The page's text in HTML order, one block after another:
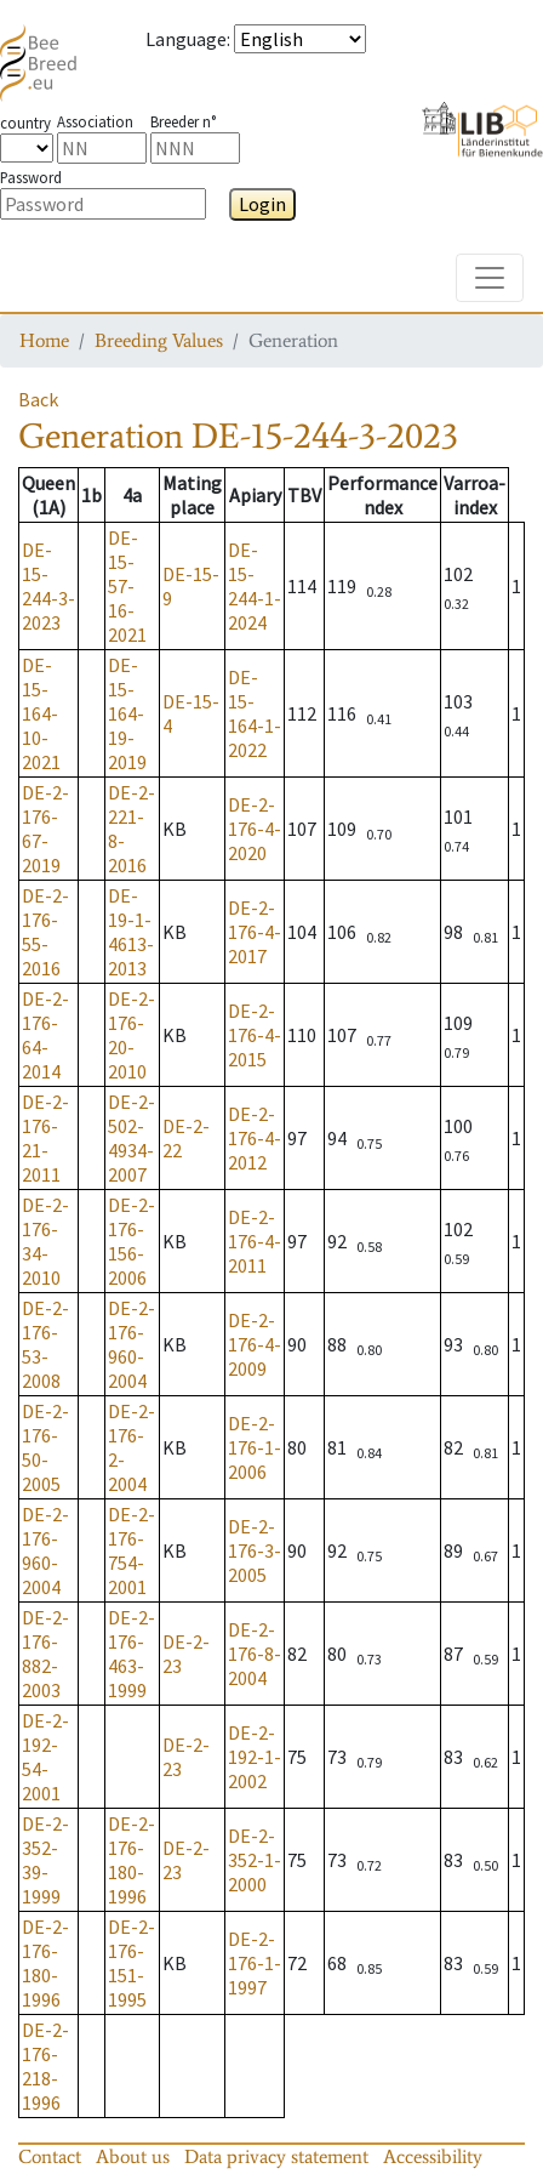
Language:
country Association Breeder n°
Password
Login
Home Breeding Values Generation
Back
Generation DE-15-244-3-2023
Queen
(1A)
1b 4a
Mating
place Apiary TBV Performance
ndex
Varroa-
index
DE-
15-
244-3-
2023
DE-
15-
57-
16-
2021
DE-15-
9
DE-
15-
244-1-
2024
114 119 0.28
102
0.32
1
DE-
15-
164-
10-
2021
DE-
15-
164-
19-
2019
DE-15-
4
DE-
15-
164-1-
2022
112 116 0.41
103
0.44
1
DE-2-
176-
67-
2019
DE-2-
221-
8-
2016
KB
DE-2-
176-4-
2020
107 109 0.70
101
0.74
1
DE-2-
176-
55-
2016
DE-
19-1-
4613-
2013
KB
DE-2-
176-4-
2017
104 106 0.82 98 0.81 1
DE-2-
176-
64-
2014
DE-2-
176-
20-
2010
KB
DE-2-
176-4-
2015
110 107 0.77
109
0.79
1
DE-2-
176-
21-
2011
DE-2-
502-
4934-
2007
DE-2-
22
DE-2-
176-4-
2012
97 94 0.75
100
0.76
1
DE-2-
176-
34-
2010
DE-2-
176-
156-
2006
KB
DE-2-
176-4-
2011
97 92 0.58
102
0.59
1
DE-2-
176-
53-
2008
DE-2-
176-
960-
2004
KB
DE-2-
176-4-
2009
90 88 0.80 93 0.80 1
DE-2-
176-
50-
2005
DE-2-
176-
2-
2004
KB
DE-2-
176-1-
2006
80 81 0.84 82 0.81 1
DE-2-
176-
960-
2004
DE-2-
176-
754-
2001
KB
DE-2-
176-3-
2005
90 92 0.75 89 0.67 1
DE-2-
176-
882-
2003
DE-2-
176-
463-
1999
DE-2-
23
DE-2-
176-8-
2004
82 80 0.73 87 0.59 1
DE-2-
192-
54-
2001
DE-2-
23
DE-2-
192-1-
2002
75 73 0.79 83 0.62 1
DE-2-
352-
39-
1999
DE-2-
176-
180-
1996
DE-2-
23
DE-2-
352-1-
2000
75 73 0.72 83 0.50 1
DE-2-
176-
180-
1996
DE-2-
176-
151-
1995
KB
DE-2-
176-1-
1997
72 68 0.85 83 0.59 1
DE-2-
176-
218-
1996
Contact About us Data privacy statement
Accessibility